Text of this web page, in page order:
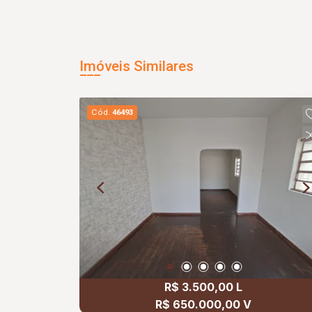
Imóveis Similares
Cód. 46493
R$ 3.500,00 L
R$ 650.000,00 V